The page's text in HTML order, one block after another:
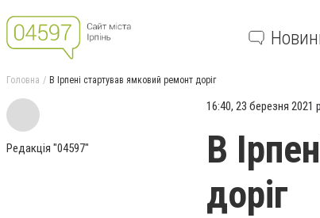
Головна В Ірпені стартував ямковий ремонт доріг
Редакція "04597"
16:40, 23 березня 2021 р.
В
доріг